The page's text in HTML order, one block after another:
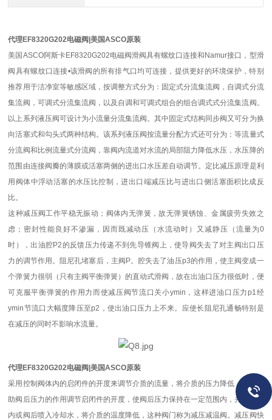
代理EF8320G202电磁阀|美国ASCO原装
美国ASCO阿斯卡EF8320G202电磁阀滑阀具有螺纹口连接和Namur接口，型滑
阀具有螺纹口连接•该滑阀的所有排气口均可连接，提供更好的环境保护，特别
推荐用于洁净室等敏感区域，按调整方式分为：固定式分流集流阀，自调式分流
集流阀，可调式分流集流阀，以及自调和可调式组合的组合调式式分流集流阀。
以上系列液压阀可设计为小流量分流集流阀。其中固定式结构同步阀又可分为换
向活塞式和勾头式两种结构。该系列液压阀按流量分配方式还可分为：等流量式
分流阀和比例流量式分流阀，靠阀内流道对水流的局部阻力降低水压，水压降的
范围由连接阀瓣的薄膜或活塞两侧的进出口水压差自动调节。定比减压原理是利
用阀体中浮动活塞的水压比控制，进出口端减压比与进出口侧活塞面积比成反
比。
这种减压阀工作平稳无振动；阀体内无弹簧，故无弹簧锈蚀、金属疲劳失效之
虑；密封性能良好不渗漏，因而既减动压（水流动时）又减静压（流量为0
时），出油腔P2的反馈压力传递不到先导锥阀上，使导阀失去了对主阀出口压
力的调节作用。阻尼孔堵塞后，主阀P。腔失去了油压p3的作用，使主阀变成一
个弹簧力很弱（只有主阀平衡弹簧）的直动式滑阀，故在出油口压力很低时，便
可克服平衡弹簧的作用力而使减压阀节流口关小ymin，这样进油口压力p1经
ymin节流口大幅度降压至p2，使出油口压力上不来。应使长阻尼孔通畅特别是
在减压的同时不影响水流量。
代理EF8320G202电磁阀|美国ASCO原装
采用控制阀体内的启闭件的开度来调节介质的流量，将介质的压力降低，同时借
助阀后压力的作用调节启闭件的开度，使阀后压力保持在一定范围内，并在阀体
内或阀后喷入冷却水，将介质的温度降低，这种阀门称为减压减温阀。减压阀快